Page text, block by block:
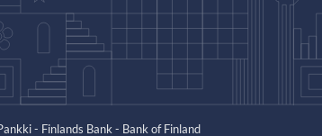
- Finlands Bank - Bank of Finland